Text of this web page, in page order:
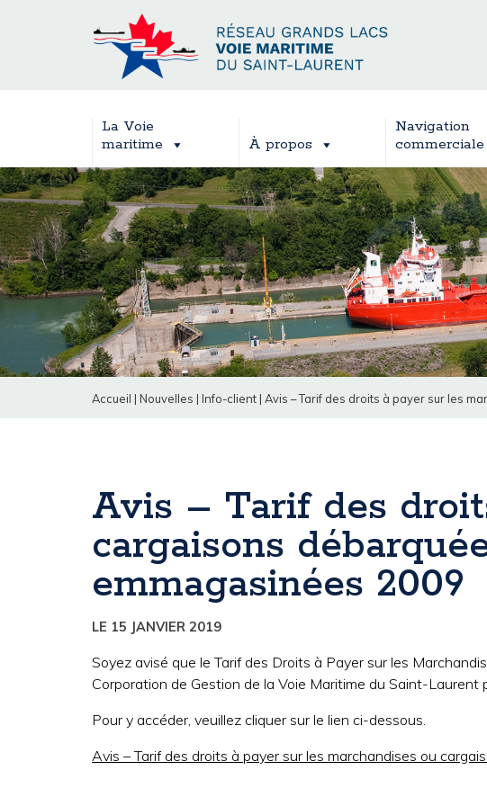
La Voie
maritime
À propos
Navigation
commerciale
Accueil | Nouvelles | Info-client | Avis – Tarif des droits à payer sur les
Avis – Tarif des
cargaisons
emmagasinées 2009
LE 15 JANVIER 2019
Soyez avisé que le Tarif des Droits à Payer sur les
Corporation de Gestion de la Voie Maritime du Saint-
Pour y accéder, veuillez cliquer sur le lien ci-dessous.
Avis – Tarif des droits à payer sur les marchandises ou